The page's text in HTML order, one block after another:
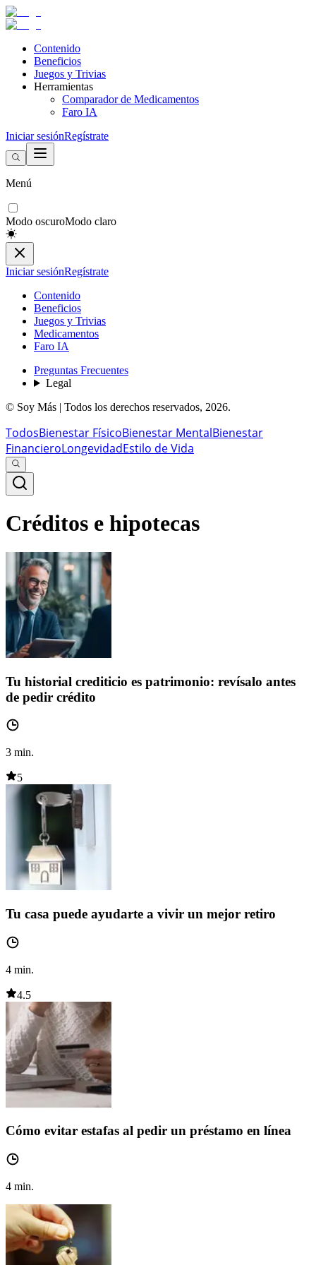
Contenido
Beneficios
Juegos y Trivias
Herramientas
Comparador de Medicamentos
Faro IA
Iniciar sesiónRegístrate
Menú
Modo oscuroModo claro
Iniciar sesiónRegístrate
Contenido
Beneficios
Juegos y Trivias
Medicamentos
Faro IA
Preguntas Frecuentes
Legal
© Soy Más | Todos los derechos reservados, 2026.
TodosBienestar FísicoBienestar MentalBienestar
FinancieroLongevidadEstilo de Vida
Créditos e hipotecas
Tu historial crediticio es patrimonio: revísalo antes
de pedir crédito
3 min.
5
Tu casa puede ayudarte a vivir un mejor retiro
4 min.
4.5
Cómo evitar estafas al pedir un préstamo en línea
4 min.